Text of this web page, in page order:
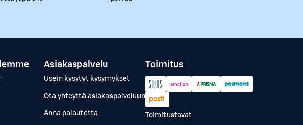
Asiakaspalvelu
Usein kysytyt kysymykset
Ota yhteyttä asiakaspalveluun
Anna palautetta
Toimitus
Toimitustavat